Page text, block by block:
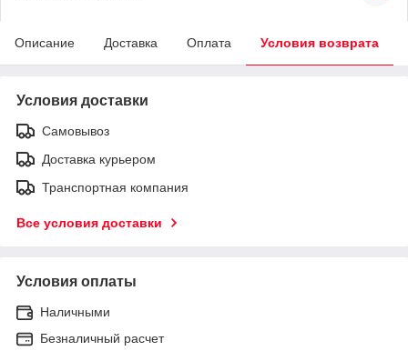
Описание Доставка Оплата Условия возврата
Условия доставки
Самовывоз
Доставка курьером
Транспортная компания
Все условия доставки
Условия оплаты
Наличными
Безналичный расчет